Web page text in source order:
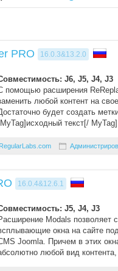
PRO 16.0.3&13.2.0
J6, J5, J4, J3
помощью расширения
любой контент на
будет создать
текст[/
RegularLabs.com
16.0.4&12.6.1
J5, J4, J3
Modals позволяет
окна на сайте
Joomla. Причем в этих
любой вид